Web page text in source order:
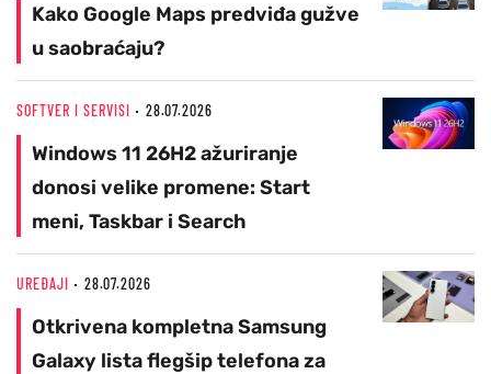
Kako Google Maps predviđa gužve
u saobraćaju?
SOFTVER I SERVISI 28.07.2026
Windows 11 26H2 ažuriranje
donosi velike promene: Start
meni, Taskbar i Search
UREĐAJI 28.07.2026
Otkrivena kompletna Samsung
Galaxy lista flegšip telefona za